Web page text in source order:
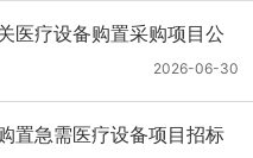
医疗设备购置采购项目公
2026-06-30
置急需医疗设备项目招标